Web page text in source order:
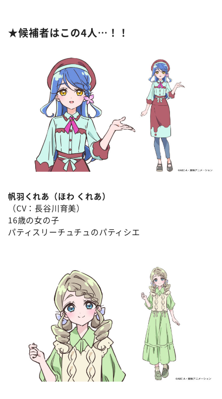
★候補者はこの4人…！！
帆羽くれあ（ほわ くれあ）
（CV：長谷川育美）
16歳の女の子
パティスリーチュチュのパティシエ